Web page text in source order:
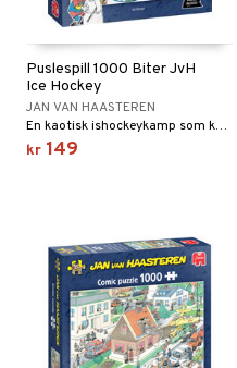
Puslespill 1000 Biter JvH
Ice Hockey
JAN VAN HAASTEREN
En kaotisk ishockeykamp som kan ende hvordan som helst!
kr 149